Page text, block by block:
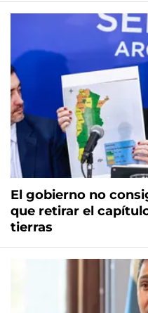
El gobierno no
que retirar el
tierras